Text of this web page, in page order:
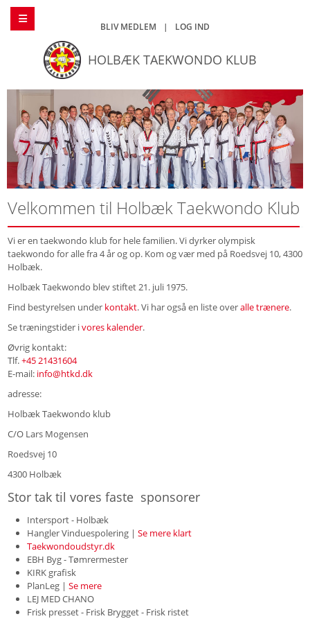
BLIV MEDLEM | LOG IND
HOLBÆK TAEKWONDO KLUB
Velkommen til Holbæk Taekwondo Klub
Vi er en taekwondo klub for hele familien. Vi dyrker olympisk
taekwondo for alle fra 4 år og op. Kom og vær med på Roedsvej 10, 4300
Holbæk.
Holbæk Taekwondo blev stiftet 21. juli 1975.
Find bestyrelsen under kontakt. Vi har også en liste overalle trænere.
Se træningstider ivores kalender.
Øvrig kontakt:
Tlf.+45 21431604
E-mail: info@htkd.dk
adresse:
Holbæk Taekwondo klub
C/O Lars Mogensen
Roedsvej 10
4300 Holbæk
Stor tak til vores faste sponsorer
Intersport - Holbæk
Hangler Vinduespolering | Se mere klart
Taekwondoudstyr.dk
EBH Byg - Tømrermester
KIRK grafisk
PlanLeg | Se mere
LEJ MED CHANO
Frisk presset - Frisk Brygget - Frisk ristet